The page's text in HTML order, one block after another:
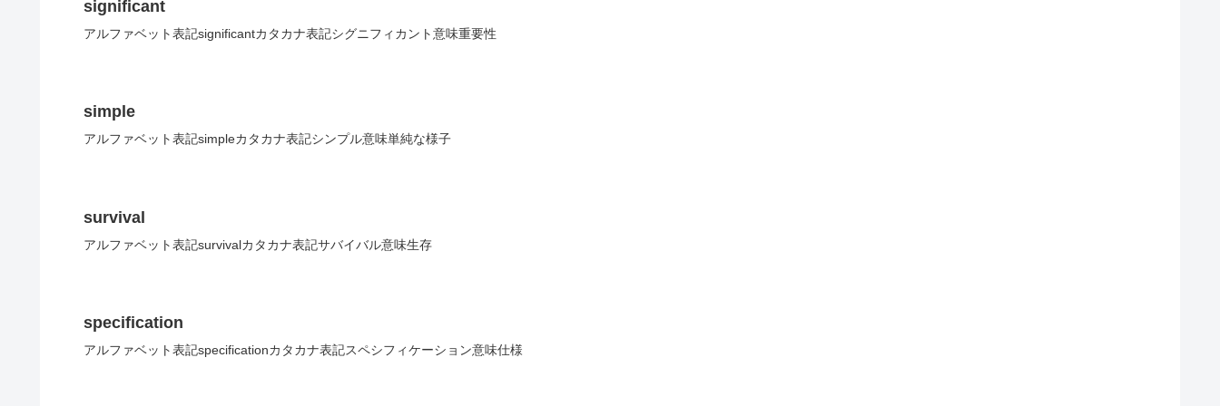
significant
アルファベット表記significantカタカナ表記シグニフィカント意味重要性
simple
アルファベット表記simpleカタカナ表記シンプル意味単純な様子
survival
アルファベット表記survivalカタカナ表記サバイバル意味生存
specification
アルファベット表記specificationカタカナ表記スペシフィケーション意味仕様